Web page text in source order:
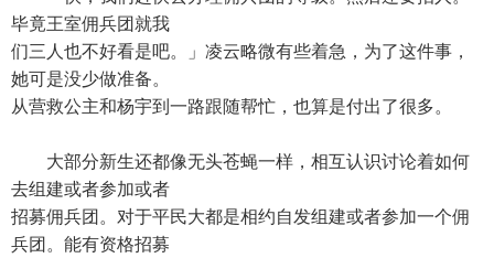
毕竟王室佣兵团就我
们三人也不好看是吧。」凌云略微有些着急，为了这件事，
她可是没少做准备。
从营救公主和杨宇到一路跟随帮忙，也算是付出了很多。
大部分新生还都像无头苍蝇一样，相互认识讨论着如何
去组建或者参加或者
招募佣兵团。对于平民大都是相约自发组建或者参加一个佣
兵团。能有资格招募